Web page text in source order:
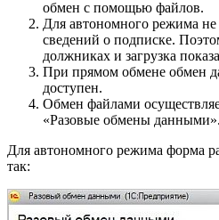
обмен с помощью файлов.
Для автономного режима
сведений о подписке.
должниках и загрузка
При прямом обмене обмен
доступен.
Обмен файлами
«Разовые обмены данными».
Для автономного режима форма
так: